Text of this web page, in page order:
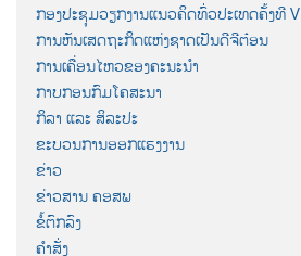
ກອງປະຊຸມວຽກງານແນວຄິດທົ່ວປະເທດຄັ້ງທີ V
ການຫັນເສດຖະກິດແຫ່ງຊາດເປັນດີຈີຕ໋ອນ
ການເຄື່ອນໄຫວຂອງຄະນະນຳ
ກາບກອນກົມໂຄສະນາ
ກິລາ ແລະ ສິລະປະ
ຂະບວນການອອກແຮງງານ
ຂ່າວ
ຂ່າວສານ ຄອສພ
ຂໍ້ຕົກລົງ
ຄຳສັ່ງ